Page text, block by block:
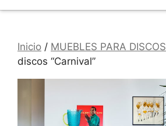
Inicio / MUEBLES PARA DISCOS
discos “Carnival”